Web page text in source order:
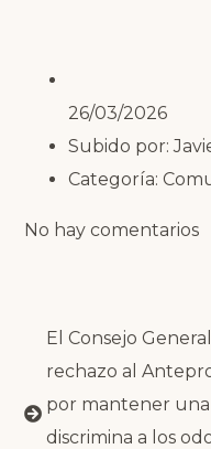
26/03/2026
Subido por:
Categoría:
No hay comentarios
El Consejo
rechazo al
por mantener
discrimina a los